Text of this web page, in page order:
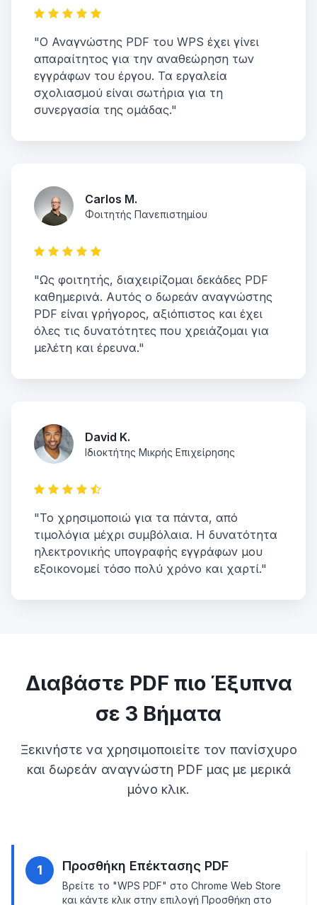
"Ο Αναγνώστης PDF του WPS έχει γίνει
απαραίτητος για την αναθεώρηση των
εγγράφων του έργου. Τα εργαλεία
σχολιασμού είναι σωτήρια για τη
συνεργασία της ομάδας."
Carlos M.
Φοιτητής Πανεπιστημίου
"Ως φοιτητής, διαχειρίζομαι δεκάδες PDF
καθημερινά. Αυτός ο δωρεάν αναγνώστης
PDF είναι γρήγορος, αξιόπιστος και έχει
όλες τις δυνατότητες που χρειάζομαι για
μελέτη και έρευνα."
David K.
Ιδιοκτήτης Μικρής Επιχείρησης
"Το χρησιμοποιώ για τα πάντα, από
τιμολόγια μέχρι συμβόλαια. Η δυνατότητα
ηλεκτρονικής υπογραφής εγγράφων μου
εξοικονομεί τόσο πολύ χρόνο και χαρτί."
Διαβάστε PDF πιο Έξυπνα
σε 3 Βήματα
Ξεκινήστε να χρησιμοποιείτε τον πανίσχυρο
και δωρεάν αναγνώστη PDF μας με μερικά
μόνο κλικ.
1 Προσθήκη Επέκτασης PDF
Βρείτε το "WPS PDF" στο Chrome Web Store
και κάντε κλικ στην επιλογή Προσθήκη στο